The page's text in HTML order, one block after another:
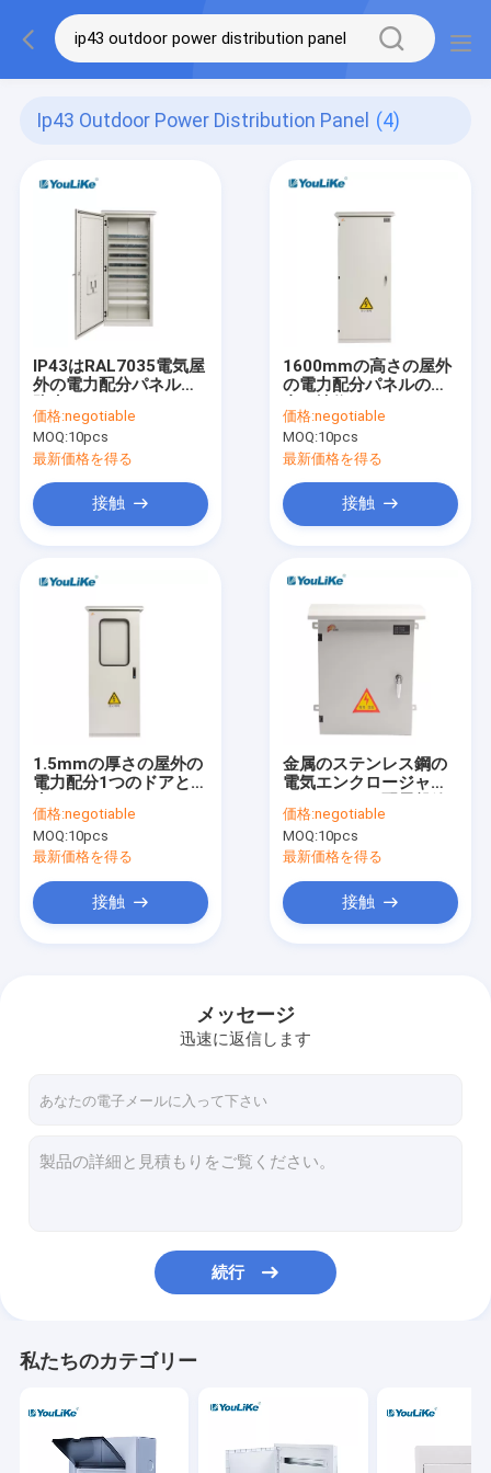
Ip43 Outdoor Power Distribution Panel (4)
IP43はRAL7035電気屋
外の電力配分パネルを
価格:negotiable
MOQ:10pcs
最新価格を得る
接触
1600mmの高さの屋外
の電力配分パネルの自
価格:negotiable
MOQ:10pcs
最新価格を得る
接触
1.5mmの厚さの屋外の
電力配分1つのドアと防
価格:negotiable
MOQ:10pcs
最新価格を得る
接触
金属のステンレス鋼の
電気エンクロージャの
IP43
価格:negotiable
MOQ:10pcs
最新価格を得る
接触
メッセージ
迅速に返信します
続行
私たちのカテゴリー